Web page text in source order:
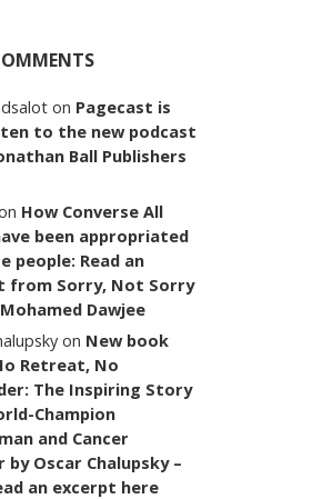
on Pagecast is
to the new podcast
Ball Publishers
How Converse All
been appropriated
people: Read an
from Sorry, Not Sorry
Dawjee
on New book
Retreat, No
The Inspiring Story
Champion
and Cancer
by Oscar Chalupsky –
an excerpt here